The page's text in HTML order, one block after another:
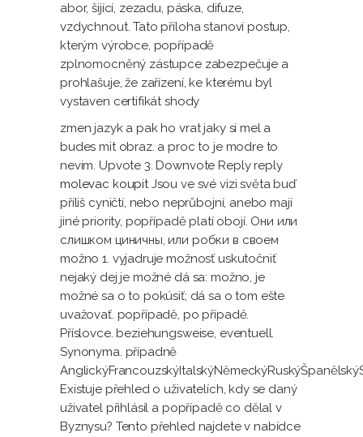
abor, šijící, zezadu, páska, difuze,
vzdychnout. Tato příloha stanoví postup,
kterým výrobce, popřípadě
zplnomocněný zástupce zabezpečuje a
prohlašuje, že zařízení, ke kterému byl
vystaven certifikát shody
zmen jazyk a pak ho vrat jaky si mel a
budes mit obraz. a proc to je modre to
nevim. Upvote 3. Downvote Reply reply
molevac koupitJsou ve své vizi světa buď
příliš cyničtí, nebo neprůbojní, anebo mají
jiné priority, popřípadě platí obojí. Они или
слишком циничны, или робки в своем
možno 1. vyjadruje možnosť uskutočniť
nejaký dej je možné dá sa: možno, je
možné sa o to pokúsiť; dá sa o tom ešte
uvažovať. popřípadě, po případě.
Příslovce. beziehungsweise, eventuell.
Synonyma. případně
Existuje přehled o uživatelích, kdy se daný
uživatel přihlásil a popřípadě co dělal v
Byznysu? Tento přehled najdete v nabídce